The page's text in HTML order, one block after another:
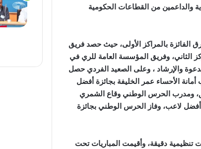
والداعمين من القطاعات الحكومية
الفائزة بالمراكز الأولى، حيث حصد فريق
الثاني، وفريق المؤسسة العامة للري في
والإرشاد ، وعلى الصعيد الفردي حصل
الأحساء عمر الخليفة بجائزة أفضل
ومدرب الحرس الوطني وقاع الشمري
لاعب، وفاز الحرس الوطني بجائزة
آليات تنظيمية دقيقة، وأقيمت المباريات تحت